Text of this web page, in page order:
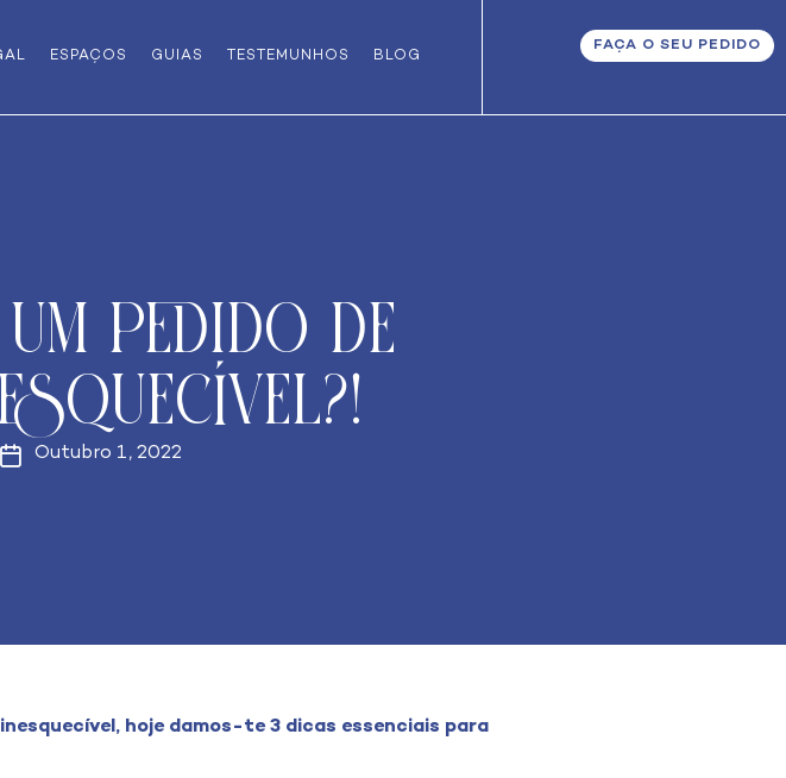
ESPAÇOS GUIAS TESTEMUNHOS BLOG
FAÇA O SEU PEDIDO
pedido de
Outubro 1, 2022
hoje damos-te 3 dicas essenciais para